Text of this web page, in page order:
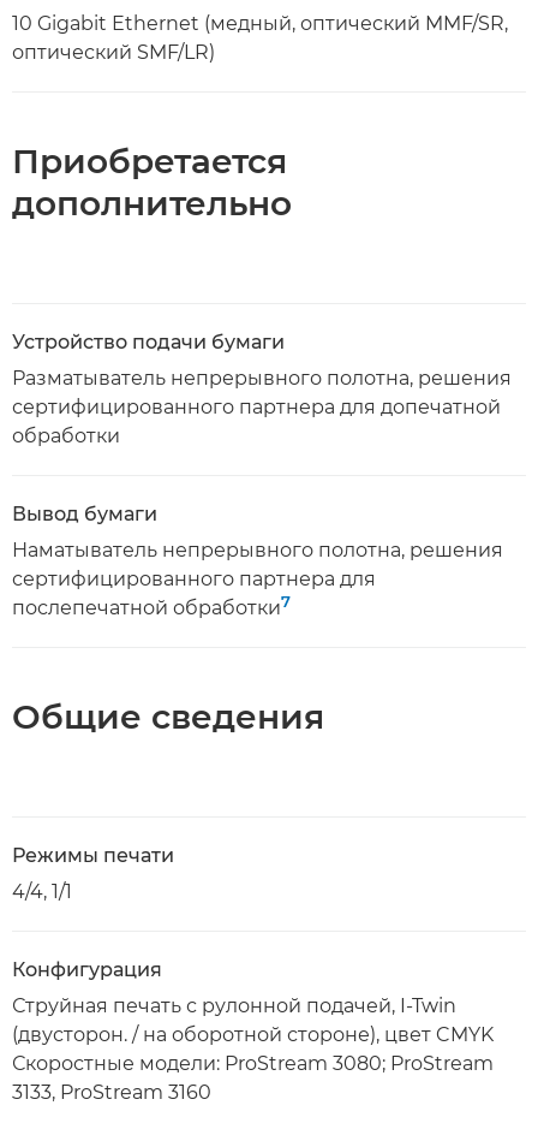
10 Gigabit Ethernet (медный, оптический MMF/SR,
оптический SMF/LR)
Приобретается
дополнительно
Устройство подачи бумаги
Разматыватель непрерывного полотна, решения
сертифицированного партнера для допечатной
обработки
Вывод бумаги
Наматыватель непрерывного полотна, решения
сертифицированного партнера для
послепечатной обработки7
Общие сведения
Режимы печати
4/4, 1/1
Конфигурация
Струйная печать с рулонной подачей, I-Twin
(двусторон. / на оборотной стороне), цвет CMYK
Скоростные модели: ProStream 3080; ProStream
3133, ProStream 3160